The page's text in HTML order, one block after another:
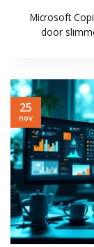
Microsoft
door
25
nov